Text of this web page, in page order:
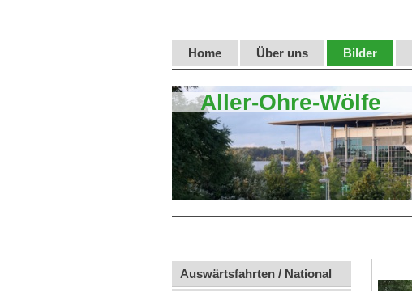
Home Über uns Bilder
Aller-Ohre-Wölfe
Auswärtsfahrten / National